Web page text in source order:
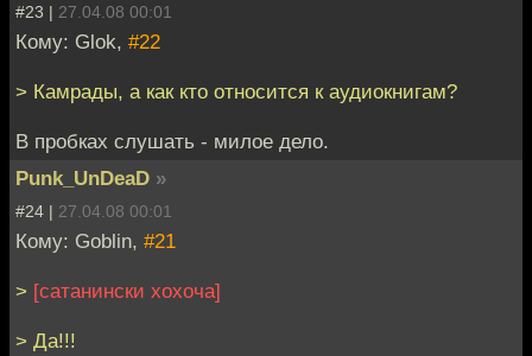
#23 | 27.04.08 00:01
Кому: Glok, #22
> Камрады, а как кто относится к аудиокнигам?
В пробках слушать - милое дело.
Punk_UnDeaD »
#24 | 27.04.08 00:01
Кому: Goblin, #21
> [сатанински хохоча]
> Да!!!